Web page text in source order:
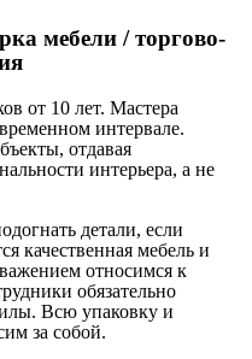
мебели / торгово-
от 10 лет. Мастера
интервале.
отдавая
интерьера, а не
детали, если
качественная мебель и
относимся к
обязательно
Всю упаковку и
за собой.